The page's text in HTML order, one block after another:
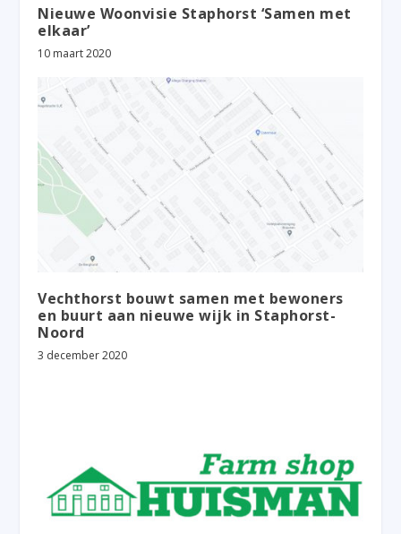
Nieuwe Woonvisie Staphorst ‘Samen met
elkaar’
10 maart 2020
Vechthorst bouwt samen met bewoners
en buurt aan nieuwe wijk in Staphorst-
Noord
3 december 2020